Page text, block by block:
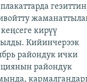
гезиттин
кирүү
Кийинчерээк
райондук ички
райондук